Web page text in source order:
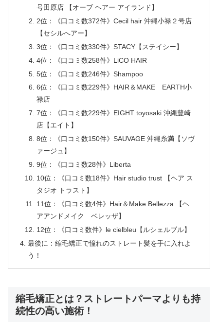
号田原店 【オーブ ヘアー アイランド】
2位：《口コミ数372件》Cecil hair 沖縄小禄２号店
【セシルへアー】
3位：《口コミ数330件》STACY【ステイシー】
4位：《口コミ数258件》LiCO HAIR
5位：《口コミ数246件》Shampoo
6位：《口コミ数229件》HAIR＆MAKE EARTH小
禄店
7位：《口コミ数229件》EIGHT toyosaki 沖縄豊崎
店【エイト】
8位：《口コミ数150件》SAUVAGE 沖縄糸満【ソヴ
ァージュ】
9位：《口コミ数28件》Liberta
10位：《口コミ数18件》Hair studio trust 【ヘア ス
タジオ トラスト】
11位：《口コミ数4件》Hair＆Make Bellezza 【ヘ
アアンドメイク ベレッザ】
12位：《口コミ数件》le cielbleu【ルシェルブル】
最後に：縮毛矯正で憧れのストレート髪を手に入れよ
う！
縮毛矯正とは？ストレートパーマよりも持
続性の高い施術！